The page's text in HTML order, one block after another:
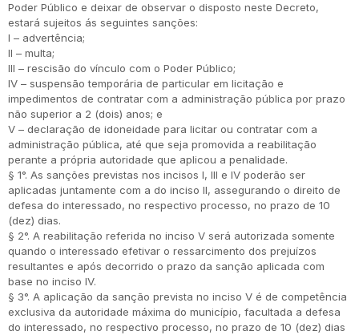
Poder Público e deixar de observar o disposto neste Decreto,
estará sujeitos ás seguintes sanções:
I – advertência;
II – multa;
III – rescisão do vínculo com o Poder Público;
IV – suspensão temporária de particular em licitação e
impedimentos de contratar com a administração pública por prazo
não superior a 2 (dois) anos; e
V – declaração de idoneidade para licitar ou contratar com a
administração pública, até que seja promovida a reabilitação
perante a própria autoridade que aplicou a penalidade.
§ 1°. As sanções previstas nos incisos I, III e IV poderão ser
aplicadas juntamente com a do inciso II, assegurando o direito de
defesa do interessado, no respectivo processo, no prazo de 10
(dez) dias.
§ 2°. A reabilitação referida no inciso V será autorizada somente
quando o interessado efetivar o ressarcimento dos prejuízos
resultantes e após decorrido o prazo da sanção aplicada com
base no inciso IV.
§ 3°. A aplicação da sanção prevista no inciso V é de competência
exclusiva da autoridade máxima do município, facultada a defesa
do interessado, no respectivo processo, no prazo de 10 (dez) dias